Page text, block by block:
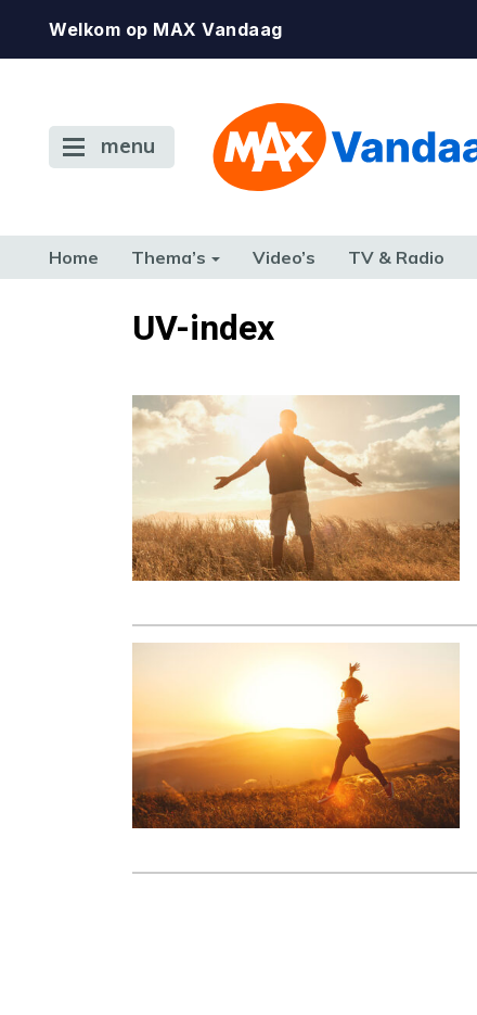
Welkom op MAX Vandaag
menu
Home Thema’s Video’s TV & Radio
TERUG NAAR TOENUV-index